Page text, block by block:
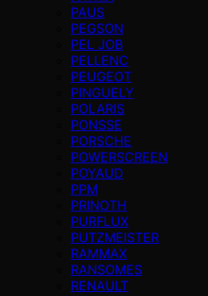
PAUS
PEGSON
PEL JOB
PELLENC
PEUGEOT
PINGUELY
POLARIS
PONSSE
PORSCHE
POWERSCREEN
POYAUD
PPM
PRINOTH
PURFLUX
PUTZMEISTER
RAMMAX
RANSOMES
RENAULT